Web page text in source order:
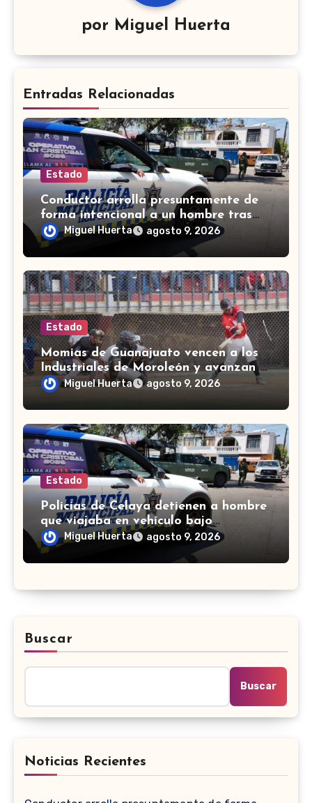
por Miguel Huerta
Entradas Relacionadas
Estado
Conductor arrolla presuntamente de
forma intencional a un hombre tras
una riña en Celaya
Miguel Huerta agosto 9, 2026
Estado
Momias de Guanajuato vencen a los
Industriales de Moroleón y avanzan a
la final estatal de béisbol
Miguel Huerta agosto 9, 2026
Estado
Policías de Celaya detienen a hombre
que viajaba en vehículo bajo
investigación
Miguel Huerta agosto 9, 2026
Buscar
Buscar
Noticias Recientes